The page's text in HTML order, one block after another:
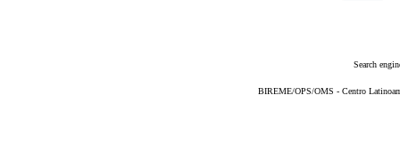
Search
BIREME/OPS/OMS - Centro